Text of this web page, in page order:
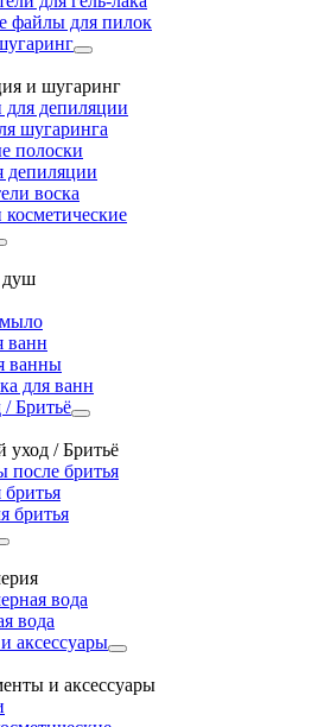
файлы для пилок
и шугаринг
депиляции
шугаринга
полоски
депиляции
воска
душ
ванн
ванны
для ванн
Бритьё
уход / Бритьё
после бритья
бритья
бритья
вода
вода
аксессуары
и аксессуары